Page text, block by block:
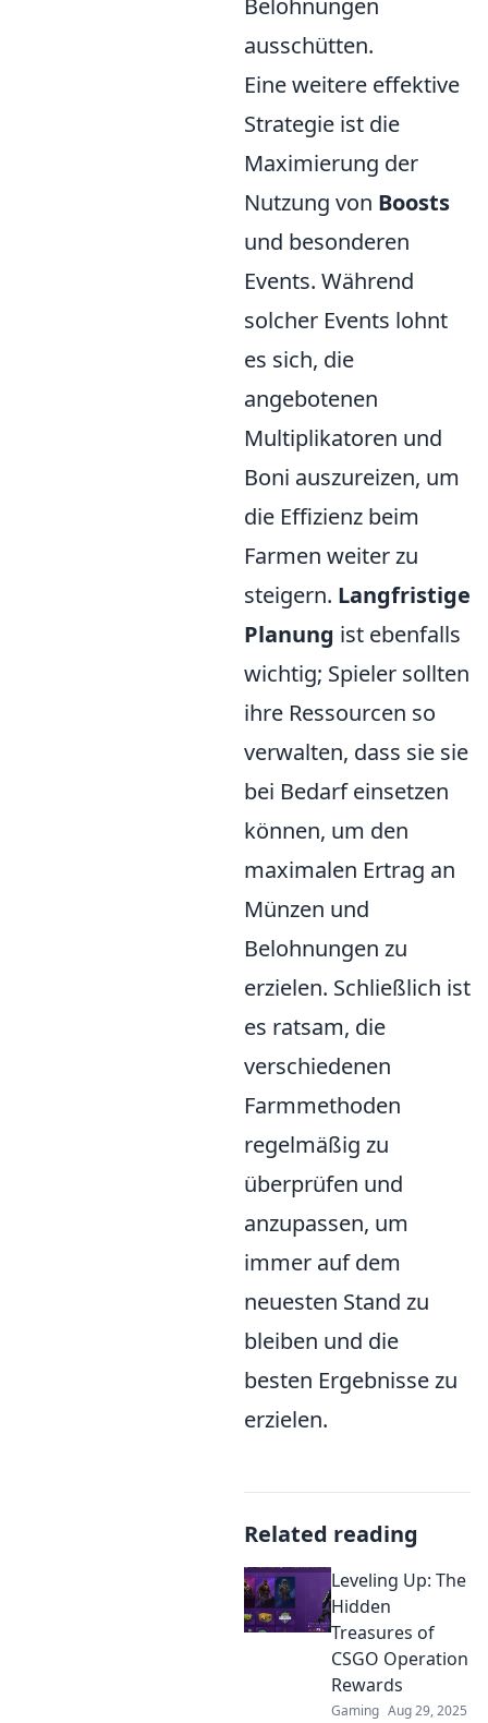
Belohnungen
ausschütten.
Eine weitere effektive
Strategie ist die
Maximierung der
Nutzung von Boosts
und besonderen
Events. Während
solcher Events lohnt
es sich, die
angebotenen
Multiplikatoren und
Boni auszureizen, um
die Effizienz beim
Farmen weiter zu
steigern. Langfristige
Planung ist ebenfalls
wichtig; Spieler sollten
ihre Ressourcen so
verwalten, dass sie sie
bei Bedarf einsetzen
können, um den
maximalen Ertrag an
Münzen und
Belohnungen zu
erzielen. Schließlich ist
es ratsam, die
verschiedenen
Farmmethoden
regelmäßig zu
überprüfen und
anzupassen, um
immer auf dem
neuesten Stand zu
bleiben und die
besten Ergebnisse zu
erzielen.
Related reading
Leveling Up: The
Hidden
Treasures of
CSGO Operation
Rewards
Gaming Aug 29, 2025